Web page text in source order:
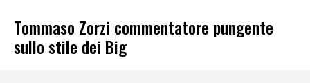
Tommaso Zorzi commentatore pungente
sullo stile dei Big